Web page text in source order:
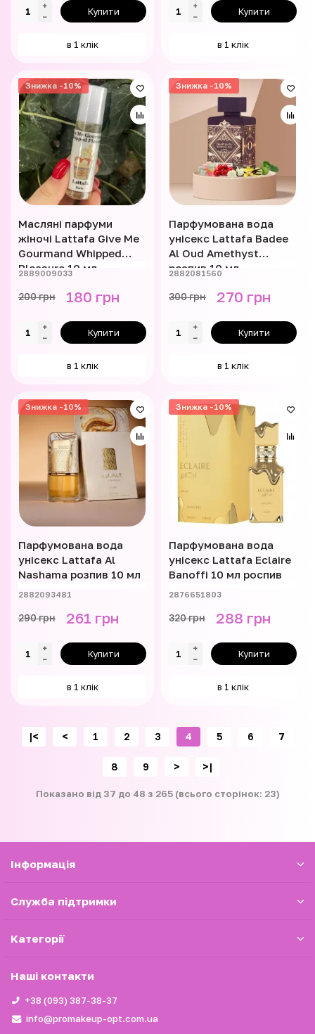
Купити
в 1 клік
Купити
в 1 клік
Знижка -10%
Масляні парфуми
жіночі Lattafa Give Me
Gourmand Whipped
Pleasure 10 мл
2889009033
200 грн 180 грн
Купити
в 1 клік
Знижка -10%
Парфумована вода
унісекс Lattafa Badee
Al Oud Amethyst
розпив 10 мл
2882081560
300 грн 270 грн
Купити
в 1 клік
Знижка -10%
Парфумована вода
унісекс Lattafa Al
Nashama розпив 10 мл
2882093481
290 грн 261 грн
Купити
в 1 клік
Знижка -10%
Парфумована вода
унісекс Lattafa Eclaire
Banoffi 10 мл роспив
2876651803
320 грн 288 грн
Купити
в 1 клік
|< < 1 2 3 4 5 6 7
8 9 > >|
Показано від 37 до 48 з 265 (всього сторінок: 23)
Iнформація
Служба підтримки
Категорії
Наші контакти
+38 (093) 387-38-37
info@promakeup-opt.com.ua